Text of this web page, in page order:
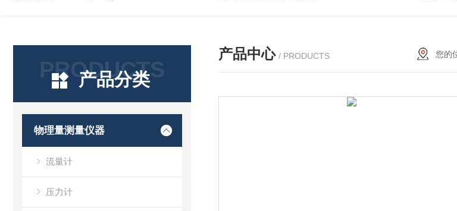
PRODUCTS
产品分类
物理量测量仪器
流量计
压力计
产品中心 / PRODUCTS 您的